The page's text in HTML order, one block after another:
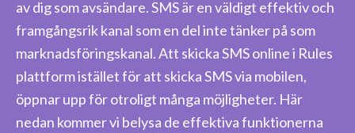
av dig som avsändare. SMS är en väldigt effektiv och
framgångsrik kanal som en del inte tänker på som
marknadsföringskanal. Att skicka SMS online i Rules
plattform istället för att skicka SMS via mobilen,
öppnar upp för otroligt många möjligheter. Här
nedan kommer vi belysa de effektiva funktionerna